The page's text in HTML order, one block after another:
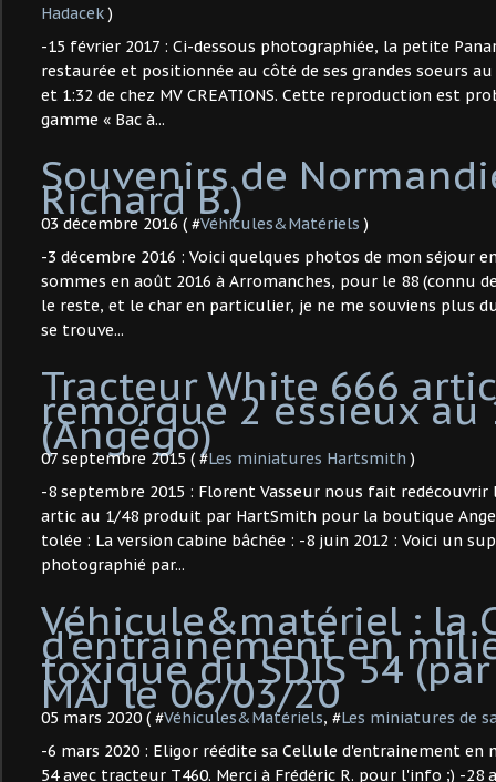
Hadacek)
-15 février 2017 : Ci-dessous photographiée, la petite
restaurée et positionnée au côté de ses grandes soeurs au
et 1:32 de chez MV CREATIONS. Cette reproduction est
gamme « Bac à...
Souvenirs de
Richard B.)
03 décembre 2016 ( #Véhicules&Matériels )
-3 décembre 2016 : Voici quelques photos de mon séjour
sommes en août 2016 à Arromanches, pour le 88 (connu
le reste, et le char en particulier, je ne me souviens plus
se trouve...
Tracteur White 666
remorque 2 essieux au
(Angégo)
07 septembre 2015 ( #Les miniatures Hartsmith )
-8 septembre 2015 : Florent Vasseur nous fait
artic au 1/48 produit par HartSmith pour la boutique
tolée : La version cabine bâchée : -8 juin 2012 : Voici un
photographié par...
Véhicule&matériel : la
d'entrainement en
toxique du SDIS 54
MAJ le 06/03/20
05 mars 2020 ( #Véhicules&Matériels, #Les miniatures de
-6 mars 2020 : Eligor réédite sa Cellule d'entrainement en
54 avec tracteur T460. Merci à Frédéric R. pour l'info ;) -28